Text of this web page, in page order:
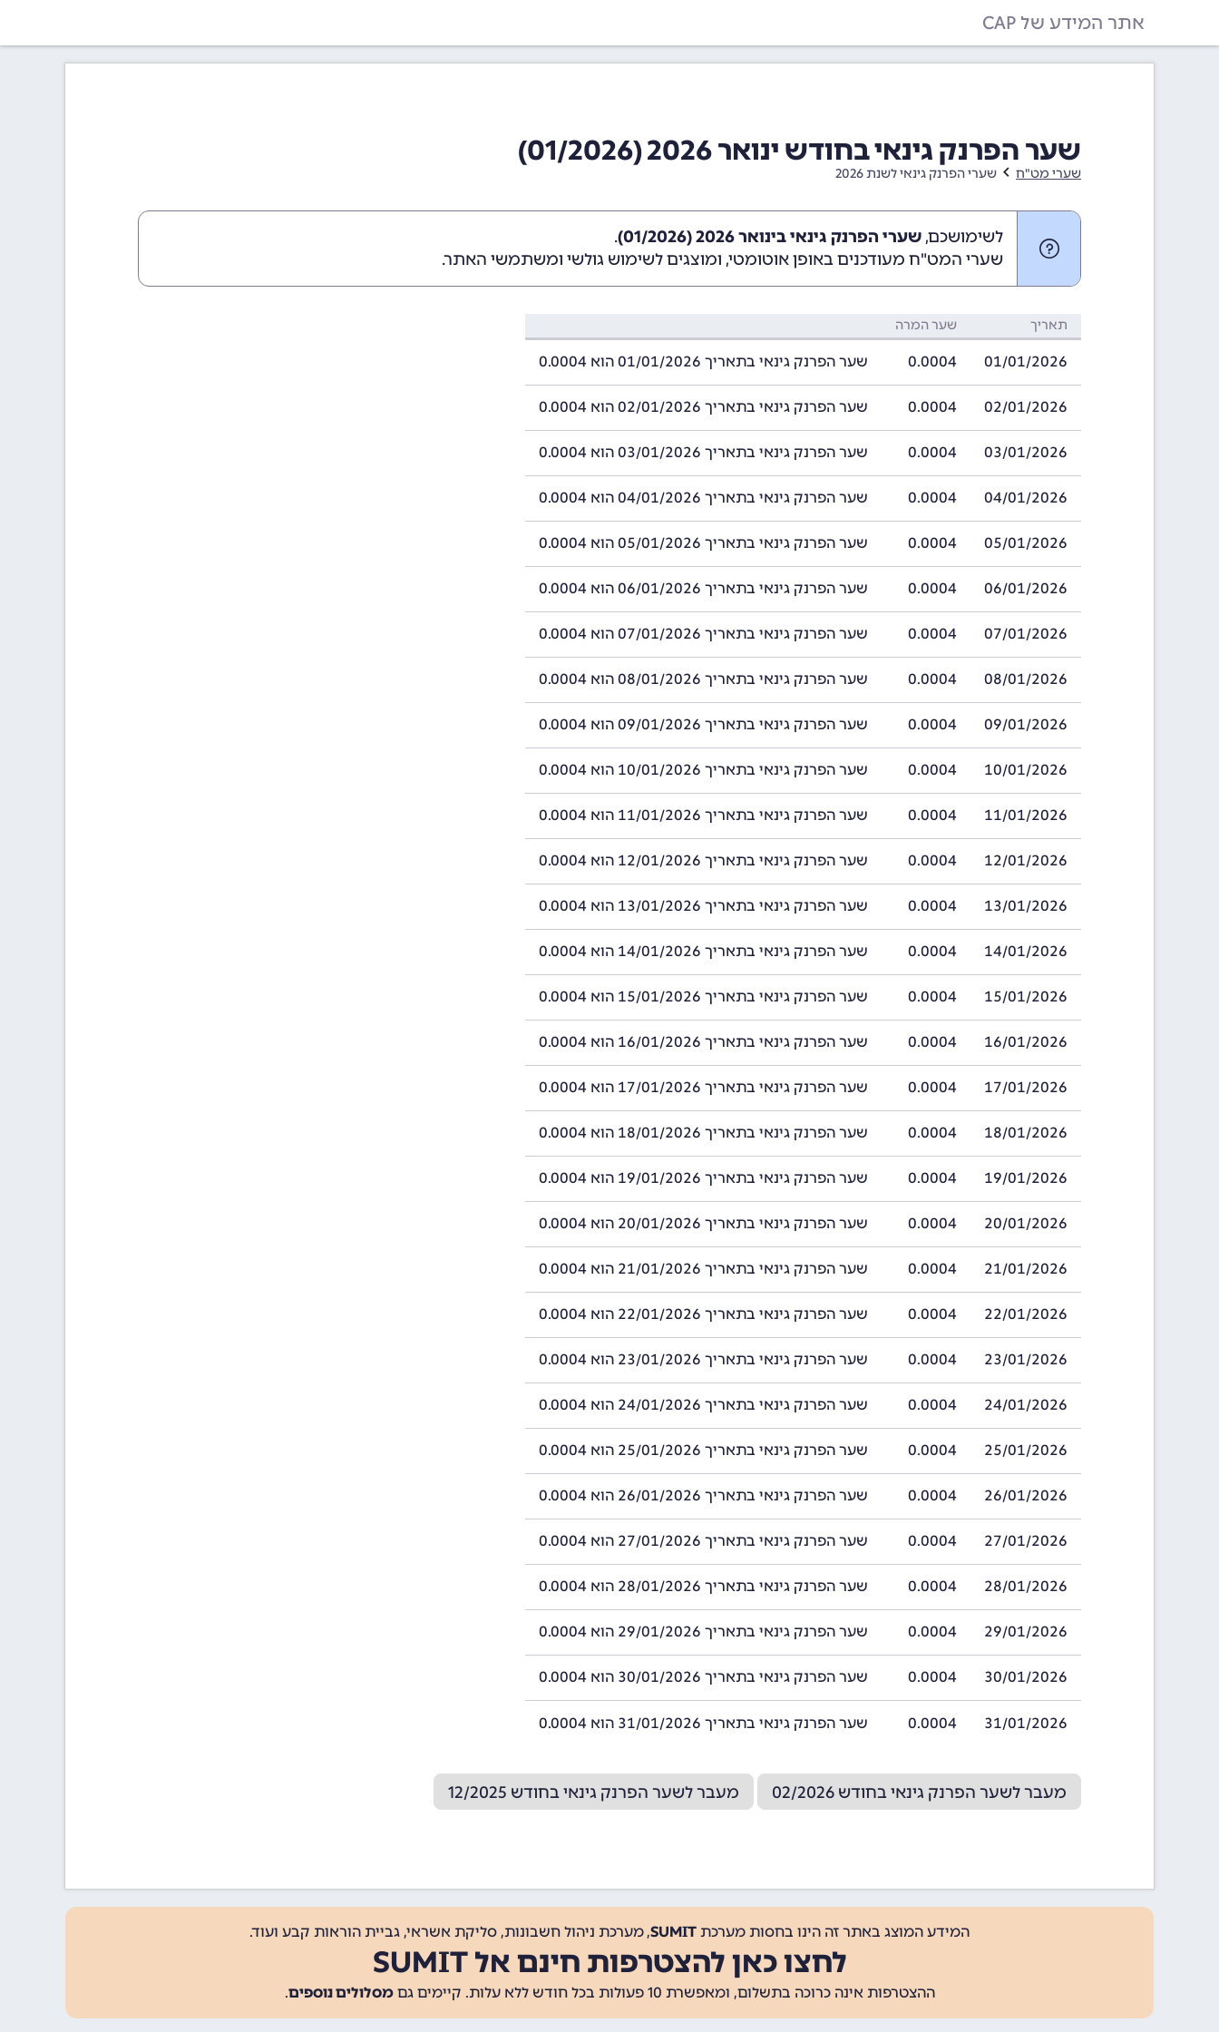
אתר המידע של CAP
שער הפרנק גינאי בחודש ינואר 2026 (01/2026)
שערי מט"ח שערי הפרנק גינאי לשנת 2026
לשימושכם, שערי הפרנק גינאי בינואר 2026 (01/2026)
.
שערי המט"ח מעודכנים באופן אוטומטי, ומוצגים לשימוש גולשי ומשתמשי האתר.
תאריך שער המרה
01/01/2026
0.0004 שער הפרנק גינאי בתאריך 01/01/2026 הוא 0.0004
02/01/2026
0.0004 שער הפרנק גינאי בתאריך 02/01/2026 הוא 0.0004
03/01/2026
0.0004 שער הפרנק גינאי בתאריך 03/01/2026 הוא 0.0004
04/01/2026
0.0004 שער הפרנק גינאי בתאריך 04/01/2026 הוא 0.0004
05/01/2026
0.0004 שער הפרנק גינאי בתאריך 05/01/2026 הוא 0.0004
06/01/2026
0.0004 שער הפרנק גינאי בתאריך 06/01/2026 הוא 0.0004
07/01/2026
0.0004 שער הפרנק גינאי בתאריך 07/01/2026 הוא 0.0004
08/01/2026
0.0004 שער הפרנק גינאי בתאריך 08/01/2026 הוא 0.0004
09/01/2026
0.0004 שער הפרנק גינאי בתאריך 09/01/2026 הוא 0.0004
10/01/2026
0.0004 שער הפרנק גינאי בתאריך 10/01/2026 הוא 0.0004
11/01/2026
0.0004 שער הפרנק גינאי בתאריך 11/01/2026 הוא 0.0004
12/01/2026
0.0004 שער הפרנק גינאי בתאריך 12/01/2026 הוא 0.0004
13/01/2026
0.0004 שער הפרנק גינאי בתאריך 13/01/2026 הוא 0.0004
14/01/2026
0.0004 שער הפרנק גינאי בתאריך 14/01/2026 הוא 0.0004
15/01/2026
0.0004 שער הפרנק גינאי בתאריך 15/01/2026 הוא 0.0004
16/01/2026
0.0004 שער הפרנק גינאי בתאריך 16/01/2026 הוא 0.0004
17/01/2026
0.0004 שער הפרנק גינאי בתאריך 17/01/2026 הוא 0.0004
18/01/2026
0.0004 שער הפרנק גינאי בתאריך 18/01/2026 הוא 0.0004
19/01/2026
0.0004 שער הפרנק גינאי בתאריך 19/01/2026 הוא 0.0004
20/01/2026
0.0004 שער הפרנק גינאי בתאריך 20/01/2026 הוא 0.0004
21/01/2026
0.0004 שער הפרנק גינאי בתאריך 21/01/2026 הוא 0.0004
22/01/2026
0.0004 שער הפרנק גינאי בתאריך 22/01/2026 הוא 0.0004
23/01/2026
0.0004 שער הפרנק גינאי בתאריך 23/01/2026 הוא 0.0004
24/01/2026
0.0004 שער הפרנק גינאי בתאריך 24/01/2026 הוא 0.0004
25/01/2026
0.0004 שער הפרנק גינאי בתאריך 25/01/2026 הוא 0.0004
26/01/2026
0.0004 שער הפרנק גינאי בתאריך 26/01/2026 הוא 0.0004
27/01/2026
0.0004 שער הפרנק גינאי בתאריך 27/01/2026 הוא 0.0004
28/01/2026
0.0004 שער הפרנק גינאי בתאריך 28/01/2026 הוא 0.0004
29/01/2026
0.0004 שער הפרנק גינאי בתאריך 29/01/2026 הוא 0.0004
30/01/2026
0.0004 שער הפרנק גינאי בתאריך 30/01/2026 הוא 0.0004
31/01/2026
0.0004 שער הפרנק גינאי בתאריך 31/01/2026 הוא 0.0004
מעבר לשער הפרנק גינאי בחודש 02/2026 מעבר לשער הפרנק גינאי בחודש 12/2025
המידע המוצג באתר זה הינו בחסות מערכת SUMIT, מערכת ניהול חשבונות, סליקת אשראי, גביית הוראות קבע ועוד.
לחצו כאן להצטרפות חינם אל SUMIT
ההצטרפות אינה כרוכה בתשלום, ומאפשרת 10 פעולות בכל חודש ללא עלות. קיימים גם מסלולים נוספים.